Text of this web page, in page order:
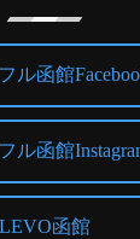
ル函館
ル函館
LEVO函館